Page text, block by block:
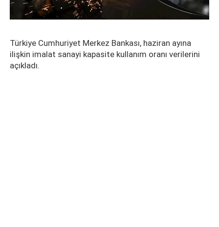
Türkiye Cumhuriyet Merkez Bankası, haziran ayına
ilişkin imalat sanayi kapasite kullanım oranı verilerini
açıkladı.